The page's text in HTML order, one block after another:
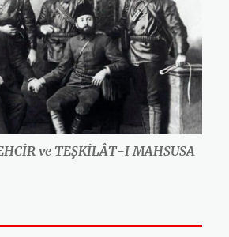
ve TEŞKİLÂT-I MAHSUSA